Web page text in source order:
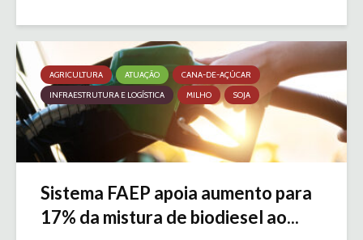
AGRICULTURA ATUAÇÃO
CANA-DE-AÇÚCAR
INFRAESTRUTURA E LOGÍSTICA
MILHO SOJA
Sistema FAEP apoia aumento para
17% da mistura de biodiesel ao...